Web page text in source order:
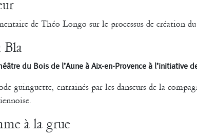
Georges Appaix
Cherblanc
Bauvais Sonia Darbois
de Théo Longo sur le processus de création du
Bla
du Bois de l’Aune à Aix-en-Provence à l’initiative
guinguette, entrainés par les danseurs de la
à la grue